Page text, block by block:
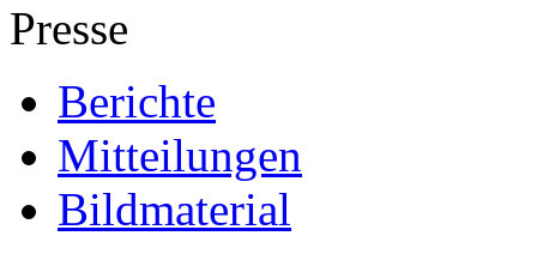
Presse
Berichte
Mitteilungen
Bildmaterial